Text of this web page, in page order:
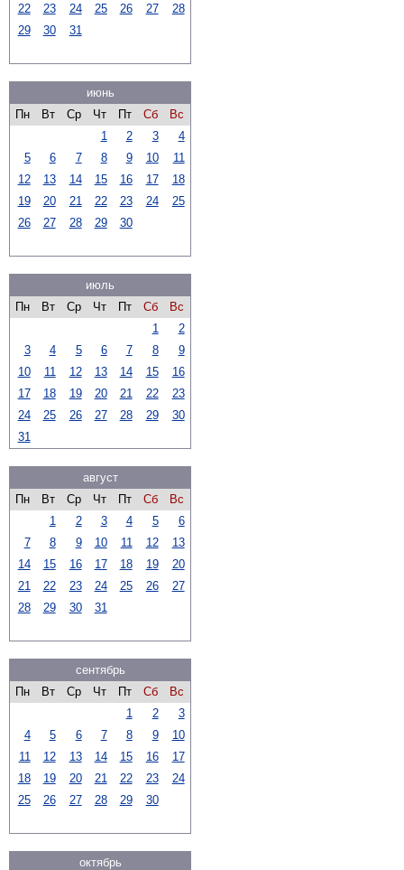
22 23 24 25 26 27
28
29
30 31
июнь
Пн
Вт Ср Чт Пт Сб
Вс
1
2 3
4
5
6 7 8 9 10
11
12
13 14 15 16 17
18
19
20 21 22 23 24
25
26
27 28 29 30
июль
Пн
Вт Ср Чт Пт Сб
Вс
1
2
3
4 5 6 7 8
9
10
11 12 13 14 15
16
17
18 19 20 21 22
23
24
25 26 27 28 29
30
31
август
Пн
Вт Ср Чт Пт Сб
Вс
1
2 3 4 5
6
7
8 9 10 11 12
13
14
15 16 17 18 19
20
21
22 23 24 25 26
27
28
29 30 31
сентябрь
Пн
Вт Ср Чт Пт Сб
Вс
1
2
3
4
5 6 7 8 9
10
11
12 13 14 15 16
17
18
19 20 21 22 23
24
25
26 27 28 29 30
октябрь